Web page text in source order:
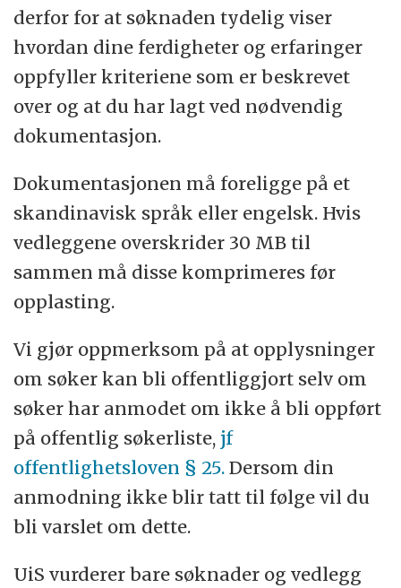
derfor for at søknaden tydelig viser
hvordan dine ferdigheter og erfaringer
oppfyller kriteriene som er beskrevet
over og at du har lagt ved nødvendig
dokumentasjon.
Dokumentasjonen må foreligge på et
skandinavisk språk eller engelsk. Hvis
vedleggene overskrider 30 MB til
sammen må disse komprimeres før
opplasting.
Vi gjør oppmerksom på at opplysninger
om søker kan bli offentliggjort selv om
søker har anmodet om ikke å bli oppført
på offentlig søkerliste, jf
offentlighetsloven § 25. Dersom din
anmodning ikke blir tatt til følge vil du
bli varslet om dette.
UiS vurderer bare søknader og vedlegg